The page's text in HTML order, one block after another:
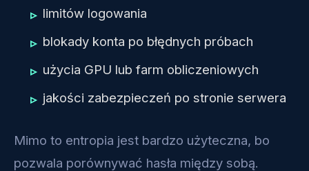
limitów logowania
blokady konta po błędnych próbach
użycia GPU lub farm obliczeniowych
jakości zabezpieczeń po stronie serwera
Mimo to entropia jest bardzo użyteczna, bo
pozwala porównywać hasła między sobą.